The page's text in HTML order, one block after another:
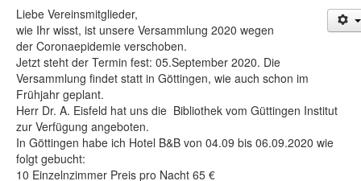
Hilfe
Geschichte
Downloads
Publikationen
Shop
Über uns
Liebe Vereinsmitglieder,
wie Ihr wisst, ist unsere Versammlung 2020 wegen
der Coronaepidemie verschoben.
Jetzt steht der Termin fest: 05.September 2020. Die
Versammlung findet statt in Göttingen, wie auch schon im
Frühjahr geplant.
Herr Dr. A. Eisfeld hat uns die Bibliothek vom Güttingen Institut
zur Verfügung angeboten.
In Göttingen habe ich Hotel B&B von 04.09 bis 06.09.2020 wie
folgt gebucht:
10 Einzelnzimmer Preis pro Nacht 65 €